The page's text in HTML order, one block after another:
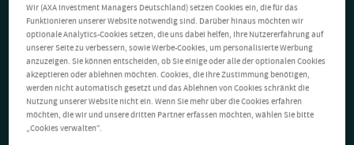
Wir (AXA Investment Managers Deutschland) setzen Cookies ein, die für das
Funktionieren unserer Website notwendig sind. Darüber hinaus möchten wir
optionale Analytics-Cookies setzen, die uns dabei helfen, Ihre Nutzererfahrung auf
unserer Seite zu verbessern, sowie Werbe-Cookies, um personalisierte Werbung
anzuzeigen. Sie können entscheiden, ob Sie einige oder alle der optionalen Cookies
akzeptieren oder ablehnen möchten. Cookies, die Ihre Zustimmung benötigen,
werden nicht automatisch gesetzt und das Ablehnen von Cookies schränkt die
Nutzung unserer Website nicht ein. Wenn Sie mehr über die Cookies erfahren
möchten, die wir und unsere dritten Partner erfassen möchten, wählen Sie bitte
„Cookies verwalten“.